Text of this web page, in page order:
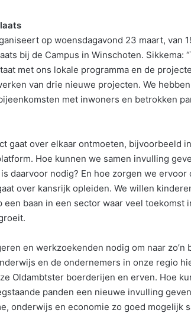
op woensdagavond 23 maart, van
bij de Campus in Winschoten.
met ons lokale programma en de
van drie nieuwe projecten. We
met inwoners en betrokken
gaat over elkaar ontmoeten, bijvoorbeeld
Hoe kunnen we samen invulling
daarvoor nodig? En hoe zorgen we
over kansrijk opleiden. We willen
een baan in een sector waar veel
en werkzoekenden nodig om naar zo’n
en de ondernemers in onze regio
Oldambtster boerderijen en erven. Hoe
panden een nieuwe invulling
onderwijs en economie zo goed mogelijk